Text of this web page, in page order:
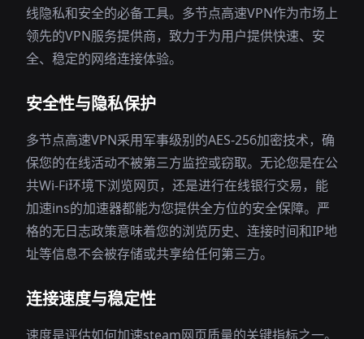
线隐私和安全的必备工具。多节点高速VPN作为市场上
领先的VPN服务提供商，致力于为用户提供快速、安
全、稳定的网络连接体验。
安全性与隐私保护
多节点高速VPN采用军事级别的AES-256加密技术，确
保您的在线活动不被第三方监控或窃取。无论您是在公
共Wi-Fi环境下浏览网页，还是进行在线银行交易，能
加速ins的加速器都能为您提供全方位的安全保障。严
格的无日志政策意味着您的浏览历史、连接时间和IP地
址等信息不会被存储或共享给任何第三方。
连接速度与稳定性
速度是评估如何加速steam网页质量的关键指标之一。